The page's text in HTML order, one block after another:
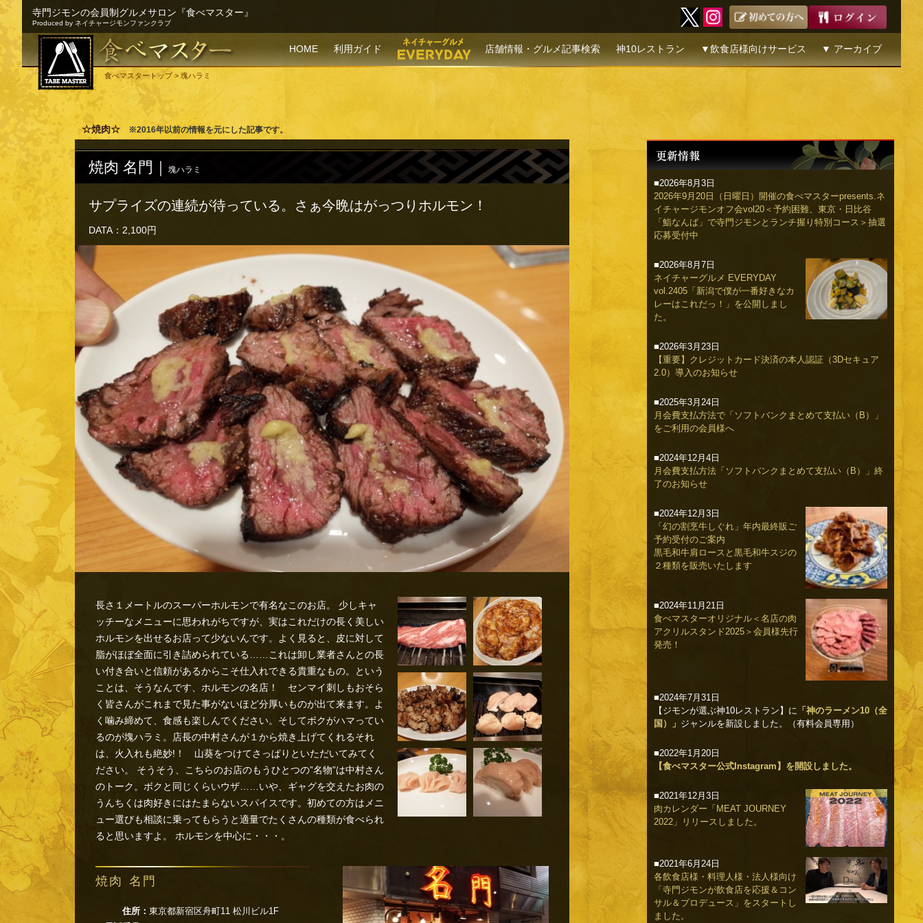
寺門ジモンの会員制グルメサロン『食べマスター』
Produced by ネイチャージモンファンクラブ
HOME 利用ガイド 店舗情報・グルメ記事検索 神10レストラン ▼飲食店様向けサービス ▼ アーカイブ
食べマスタートップ> 塊ハラミ
☆焼肉☆ ※2016年以前の情報を元にした記事です。
焼肉 名門｜ 塊ハラミ
サプライズの連続が待っている。さぁ今晩はがっつりホルモン！
DATA：2,100円
長さ１メートルのスーパーホルモンで有名なこのお店。 少しキャ
ッチーなメニューに思われがちですが、実はこれだけの長く美しい
ホルモンを出せるお店って少ないんです。よく見ると、皮に対して
脂がほぼ全面に引き詰められている……これは卸し業者さんとの長
い付き合いと信頼があるからこそ仕入れできる貴重なもの。という
ことは、そうなんです、ホルモンの名店！ センマイ刺しもおそら
く皆さんがこれまで見た事がないほど分厚いものが出て来ます。よ
く噛み締めて、食感も楽しんでください。そしてボクがハマってい
るのが塊ハラミ。店長の中村さんが１から焼き上げてくれるそれ
は、火入れも絶妙!！ 山葵をつけてさっぱりといただいてみてく
ださい。 そうそう、こちらのお店のもうひとつの”名物”は中村さん
のトーク。ボクと同じくらいウザ……いや、ギャグを交えたお肉の
うんちくは肉好きにはたまらないスパイスです。初めての方はメニ
ュー選びも相談に乗ってもらうと適量でたくさんの種類が食べられ
ると思いますよ。 ホルモンを中心に・・・。
焼肉 名門
住所： 東京都新宿区舟町11 松川ビル1F
■2026年8月3日
2026年9月20日（日曜日）開催の食べマスターpresents.ネ
イチャージモンオフ会vol20＜予約困難、東京・日比谷
「鮨なんば」で寺門ジモンとランチ握り特別コース＞抽選
応募受付中
■2026年8月7日
ネイチャーグルメ EVERYDAY
vol.2405「新潟で僕が一番好きなカ
レーはこれだっ！」を公開しまし
た。
■2026年3月23日
【重要】クレジットカード決済の本人認証（3Dセキュア
2.0）導入のお知らせ
■2025年3月24日
月会費支払方法で「ソフトバンクまとめて支払い（B）」
をご利用の会員様へ
■2024年12月4日
月会費支払方法「ソフトバンクまとめて支払い（B）」終
了のお知らせ
■2024年12月3日
「幻の割烹牛しぐれ」年内最終販ご
予約受付のご案内
黒毛和牛肩ロースと黒毛和牛スジの
２種類を販売いたします
■2024年11月21日
食べマスターオリジナル＜名店の肉
アクリルスタンド2025＞会員様先行
発売！
■2024年7月31日
【ジモンが選ぶ神10レストラン】に 「神のラーメン10（全
国）」 ジャンルを新設しました。（有料会員専用）
■2022年1月20日
【食べマスター公式Instagram】を開設しました。
■2021年12月3日
肉カレンダー「MEAT JOURNEY
2022」リリースしました。
■2021年6月24日
各飲食店様・料理人様・法人様向け
「寺門ジモンが飲食店を応援＆コン
サル＆プロデュース」をスタートし
ました。